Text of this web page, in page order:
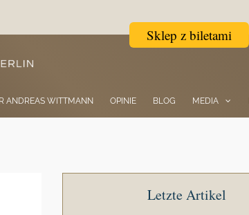
Sklep z biletami
ANDREAS WITTMANN OPINIE BLOG MEDIA
Letzte Artikel